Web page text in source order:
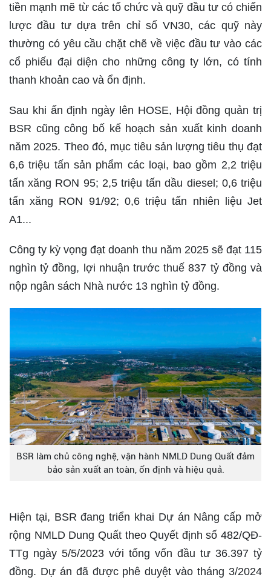
tiền mạnh mẽ từ các tổ chức và quỹ đầu tư có chiến
lược đầu tư dựa trên chỉ số VN30, các quỹ này
thường có yêu cầu chặt chẽ về việc đầu tư vào các
cổ phiếu đại diện cho những công ty lớn, có tính
thanh khoản cao và ổn định.
Sau khi ấn định ngày lên HOSE, Hội đồng quản trị
BSR cũng công bố kế hoạch sản xuất kinh doanh
năm 2025. Theo đó, mục tiêu sản lượng tiêu thụ đạt
6,6 triệu tấn sản phẩm các loại, bao gồm 2,2 triệu
tấn xăng RON 95; 2,5 triệu tấn dầu diesel; 0,6 triệu
tấn xăng RON 91/92; 0,6 triệu tấn nhiên liệu Jet
A1...
Công ty kỳ vọng đạt doanh thu năm 2025 sẽ đạt 115
nghìn tỷ đồng, lợi nhuận trước thuế 837 tỷ đồng và
nộp ngân sách Nhà nước 13 nghìn tỷ đồng.
BSR làm chủ công nghệ, vận hành NMLD Dung Quất đảm
bảo sản xuất an toàn, ổn định và hiệu quả.
Hiện tại, BSR đang triển khai Dự án Nâng cấp mở
rộng NMLD Dung Quất theo Quyết định số 482/QĐ-
TTg ngày 5/5/2023 với tổng vốn đầu tư 36.397 tỷ
đồng. Dự án đã được phê duyệt vào tháng 3/2024